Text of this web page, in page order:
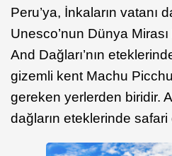
Peru’ya, İnkaların vatanı
Unesco’nun Dünya Mirası
And Dağları’nın
gizemli kent Machu
gereken yerlerden biridir.
dağların eteklerinde safari